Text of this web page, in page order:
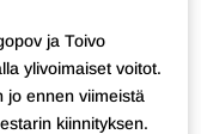
ja Toivo
ylivoimaiset voitot.
jo ennen viimeistä
kiinnityksen.